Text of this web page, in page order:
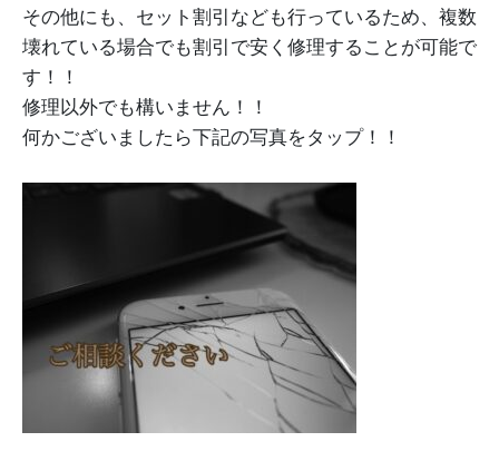
その他にも、セット割引なども行っているため、複数
壊れている場合でも割引で安く修理することが可能で
す！！
修理以外でも構いません！！
何かございましたら下記の写真をタップ！！